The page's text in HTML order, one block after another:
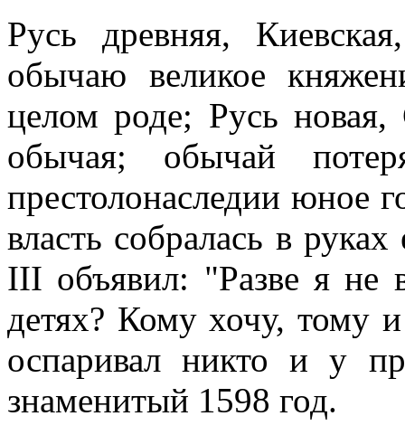
Русь древняя,
обычаю великое
целом роде; Русь новая,
обычая; обычай
престолонаследии юное
власть собралась в
III объявил: "Разве я не
детях? Кому хочу, тому
оспаривал никто и у
знаменитый 1598 год.